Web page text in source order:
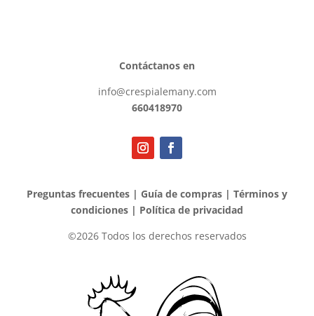
Contáctanos en
info@crespialemany.com
660418970
Preguntas frecuentes | Guía de compras | Términos y
condiciones | Política de privacidad
©2026 Todos los derechos reservados